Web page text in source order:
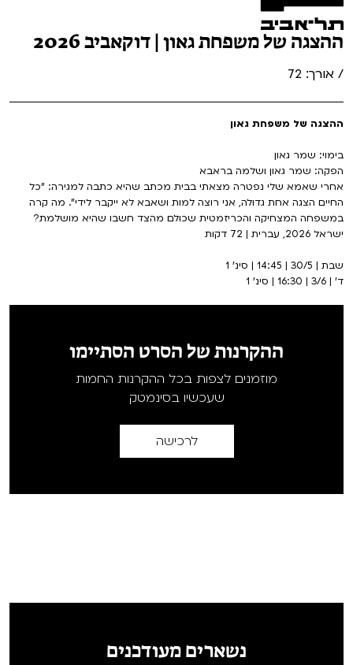
ההצגה של משפחת גאון | דוקאביב 2026
/ אורך: 72
ההצגה של משפחת גאון
בימוי: שמר גאון
הפקה: שמר גאון ושלמה בראבא
אחרי שאמא שלי נפטרה מצאתי בבית מכתב שהיא כתבה למגירה: "כל
החיים הצגה אחת גדולה, אני רוצה למות ושאבא לא ייקבר לידי". מה קרה
במשפחה המצחיקה והכריזמטית שכולם מהצד חשבו שהיא מושלמת?
ישראל 2026, עברית | 72 דקות
שבת | 30/5 | 14:45 | סינ' 1
ד' | 3/6 | 16:30 | סינ' 1
ההקרנות של הסרט הסתיימו
מוזמנים לצפות בכל ההקרנות החמות
שעכשיו בסינמטק
לרכישה
נשארים מעודכנים